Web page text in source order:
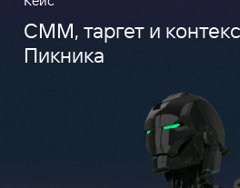
CMM, таргет и
Пикника